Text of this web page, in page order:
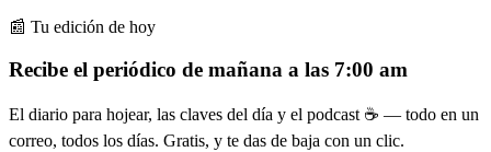
📰 Tu edición de hoy
Recibe el periódico de mañana a las 7:00 am
El diario para hojear, las claves del día y el podcast ☕ — todo en un
correo, todos los días. Gratis, y te das de baja con un clic.